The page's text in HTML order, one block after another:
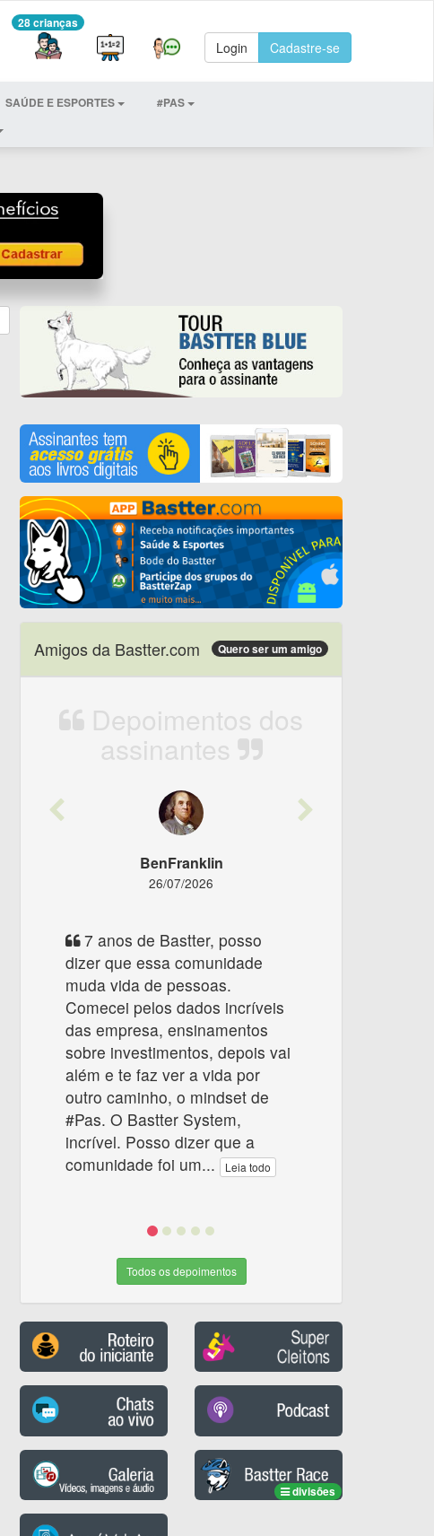
28 crianças
Login Cadastre-se
SAÚDE E ESPORTES
#PAS
Amigos da Bastter.com Quero ser um amigo
Depoimentos dos
assinantes
Previous
BenFranklin
26/07/2026
7 anos de Bastter, posso
dizer que essa comunidade
muda vida de pessoas.
Comecei pelos dados incríveis
das empresa, ensinamentos
sobre investimentos, depois vai
além e te faz ver a vida por
outro caminho, o mindset de
#Pas. O Bastter System,
incrível. Posso dizer que a
comunidade foi um... Leia todo
Todos os depoimentos
divisões